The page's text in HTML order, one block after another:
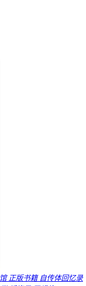
正版书籍 自传体回忆录